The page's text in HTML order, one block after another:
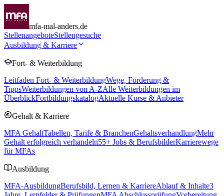
mfa-mal-anders.de
StellenangeboteStellengesuche
Ausbildung & Karriere
Fort- & Weiterbildung
Leitfaden Fort- & WeiterbildungWege, Förderung &
TippsWeiterbildungen von A-ZAlle Weiterbildungen im
ÜberblickFortbildungskatalogAktuelle Kurse & Anbieter
Gehalt & Karriere
MFA GehaltTabellen, Tarife & BranchenGehaltsverhandlungMehr
Gehalt erfolgreich verhandeln55+ Jobs & BerufsbilderKarrierewege
für MFAs
Ausbildung
MFA-AusbildungBerufsbild, Lernen & KarriereAblauf & Inhalte3